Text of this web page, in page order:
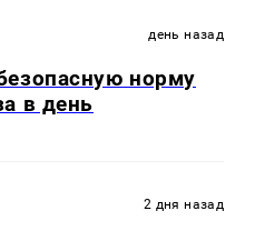
день назад
норму
в день
2 дня назад